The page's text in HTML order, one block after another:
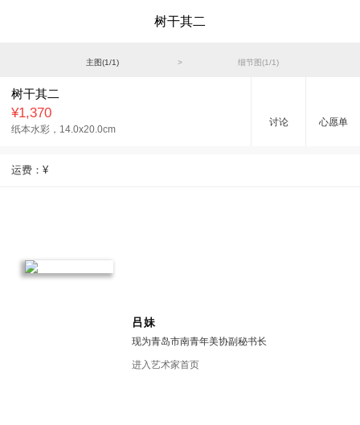
树干其二
主图(1/1) > 细节图(1/1)
树干其二
¥1,370
纸本水彩， 14.0x20.0cm
讨论 心愿单
运费： ¥
吕妹
现为青岛市南青年美协副秘书长
进入艺术家首页